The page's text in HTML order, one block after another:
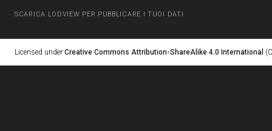
SCARICA LODVIEW PER PUBBLICARE I TUOI DATI
Licensed under Creative Commons Attribution-ShareAlike 4.0 International